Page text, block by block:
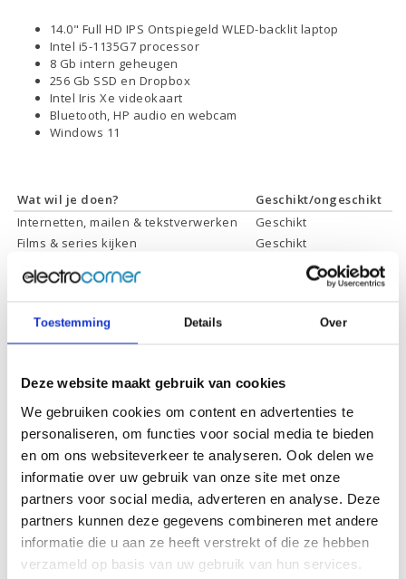
Toestemming Details Over
Deze website maakt gebruik van cookies
We gebruiken cookies om content en advertenties te
personaliseren, om functies voor social media te bieden
en om ons websiteverkeer te analyseren. Ook delen we
informatie over uw gebruik van onze site met onze
partners voor social media, adverteren en analyse. Deze
partners kunnen deze gegevens combineren met andere
informatie die u aan ze heeft verstrekt of die ze hebben
verzameld op basis van uw gebruik van hun services.
14.0" Full HD IPS Ontspiegeld WLED-backlit laptop
Intel i5-1135G7 processor
8 Gb intern geheugen
256 Gb SSD en Dropbox
Intel Iris Xe videokaart
Bluetooth, HP audio en webcam
Windows 11
Wat wil je doen?
Geschikt/ongeschikt
Internetten, mailen & tekstverwerken
Geschikt
Films & series kijken
Geschikt
Video's bewerken
controleer dit eerst en bepaal daarop uw keuze.
Specificaties
Schermdiagonaal:
14.0 inch (35,6 cm)
Scherm resolutie:
1920 x 1080 (Full HD)
Touchscreen:
-
Scherm reflectie:
Ontspiegeld